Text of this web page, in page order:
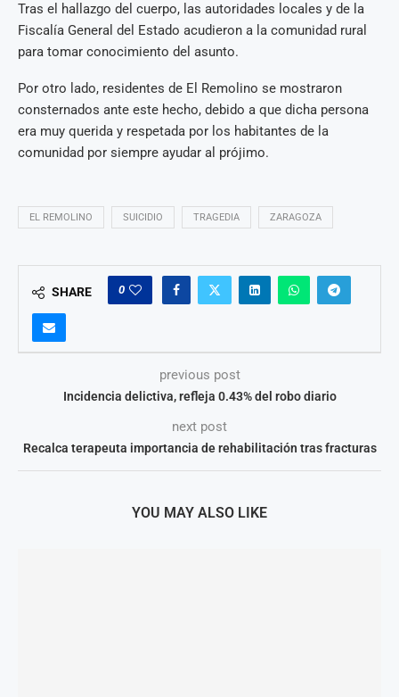
Tras el hallazgo del cuerpo, las autoridades locales y de la
Fiscalía General del Estado acudieron a la comunidad rural
para tomar conocimiento del asunto.
Por otro lado, residentes de El Remolino se mostraron
consternados ante este hecho, debido a que dicha persona
era muy querida y respetada por los habitantes de la
comunidad por siempre ayudar al prójimo.
EL REMOLINO SUICIDIO TRAGEDIA ZARAGOZA
SHARE 0
previous post
Incidencia delictiva, refleja 0.43% del robo diario
next post
Recalca terapeuta importancia de rehabilitación tras fracturas
YOU MAY ALSO LIKE